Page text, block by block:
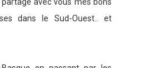
dans le Sud-Ouest.. et